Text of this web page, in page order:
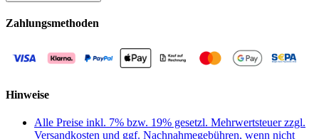
Zahlungsmethoden
Hinweise
Alle Preise inkl. 7% bzw. 19% gesetzl. Mehrwertsteuer zzgl.
Versandkosten und ggf. Nachnahmegebühren, wenn nicht